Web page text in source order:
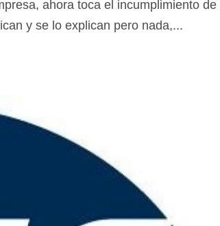
ahora toca el incumplimiento de
y se lo explican pero nada,...